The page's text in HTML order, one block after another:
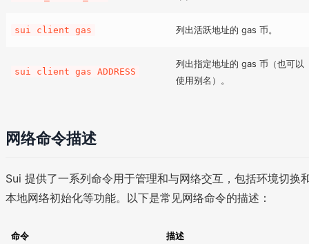
sui client gas 列出活跃地址的 gas 币。
sui client gas ADDRESS
列出指定地址的 gas 币（也可以
使用别名）。
网络命令描述
Sui 提供了一系列命令用于管理和与网络交互，包括环境切换
本地网络初始化等功能。以下是常见网络命令的描述：
命令 描述